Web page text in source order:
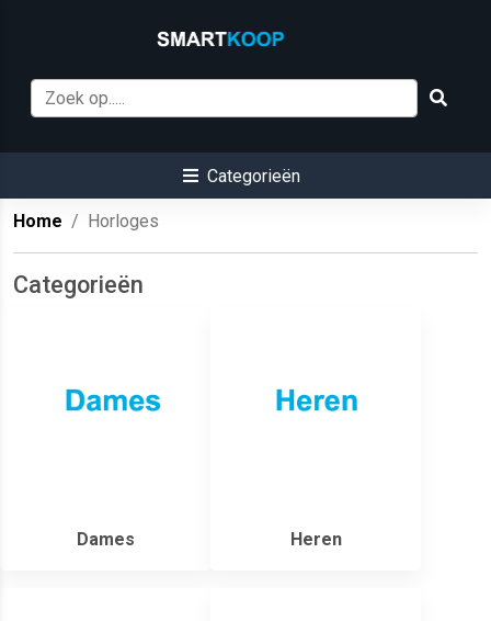
Categorieën
Home Horloges
Categorieën
Dames Heren